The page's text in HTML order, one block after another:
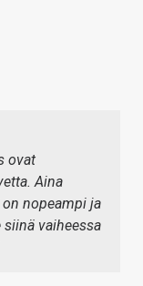
ovat
Aina
nopeampi ja
vaiheessa